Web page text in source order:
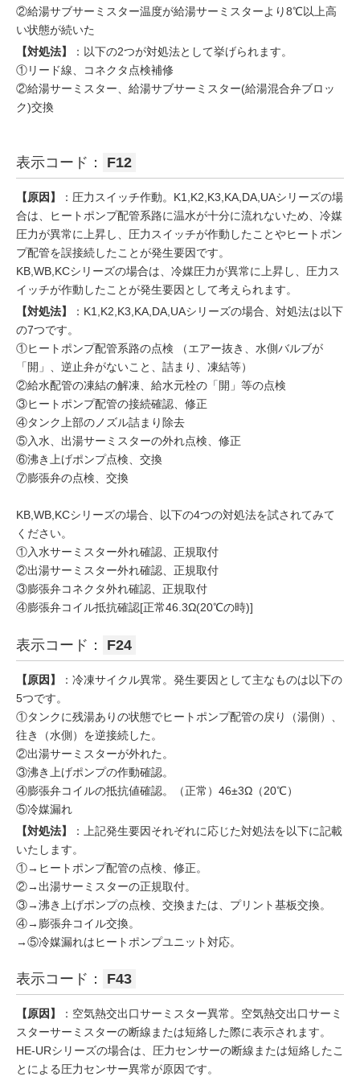
②給湯サブサーミスター温度が給湯サーミスターより8℃以上高
い状態が続いた
【対処法】
：以下の2つが対処法として挙げられます。
①リード線、コネクタ点検補修
②給湯サーミスター、給湯サブサーミスター(給湯混合弁ブロッ
ク)交換
表示コード： F12
【原因】
：圧力スイッチ作動。K1,K2,K3,KA,DA,UAシリーズの場
合は、ヒートポンプ配管系路に温水が十分に流れないため、冷媒
圧力が異常に上昇し、圧力スイッチが作動したことやヒートポン
プ配管を誤接続したことが発生要因です。
KB,WB,KCシリーズの場合は、冷媒圧力が異常に上昇し、圧力ス
イッチが作動したことが発生要因として考えられます。
【対処法】
：K1,K2,K3,KA,DA,UAシリーズの場合、対処法は以下
の7つです。
①ヒートポンプ配管系路の点検 （エアー抜き、水側バルブが
「開」、逆止弁がないこと、詰まり、凍結等）
②給水配管の凍結の解凍、給水元栓の「開」等の点検
③ヒートポンプ配管の接続確認、修正
④タンク上部のノズル詰まり除去
⑤入水、出湯サーミスターの外れ点検、修正
⑥沸き上げポンプ点検、交換
⑦膨張弁の点検、交換
KB,WB,KCシリーズの場合、以下の4つの対処法を試されてみて
ください。
①入水サーミスター外れ確認、正規取付
②出湯サーミスター外れ確認、正規取付
③膨張弁コネクタ外れ確認、正規取付
④膨張弁コイル抵抗確認[正常46.3Ω(20℃の時)]
表示コード： F24
【原因】
：冷凍サイクル異常。発生要因として主なものは以下の
5つです。
①タンクに残湯ありの状態でヒートポンプ配管の戻り（湯側）、
往き（水側）を逆接続した。
②出湯サーミスターが外れた。
③沸き上げポンプの作動確認。
④膨張弁コイルの抵抗値確認。（正常）46±3Ω（20℃）
⑤冷媒漏れ
【対処法】
：上記発生要因それぞれに応じた対処法を以下に記載
いたします。
①→ヒートポンプ配管の点検、修正。
②→出湯サーミスターの正規取付。
③→沸き上げポンプの点検、交換または、プリント基板交換。
④→膨張弁コイル交換。
→⑤冷媒漏れはヒートポンプユニット対応。
表示コード： F43
【原因】
：空気熱交出口サーミスター異常。空気熱交出口サーミ
スターサーミスターの断線または短絡した際に表示されます。
HE-URシリーズの場合は、圧力センサーの断線または短絡したこ
とによる圧力センサー異常が原因です。